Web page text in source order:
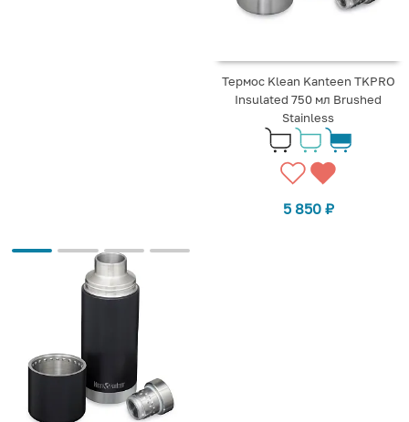
Термос Klean Kanteen TKPRO
Insulated 750 мл Brushed
Stainless
5 850 ₽